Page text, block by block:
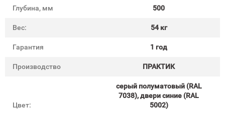
Глубина, мм 500
Вес: 54 кг
Гарантия 1 год
Производство ПРАКТИК
Цвет:
серый полуматовый (RAL
7038), двери синие (RAL
5002)